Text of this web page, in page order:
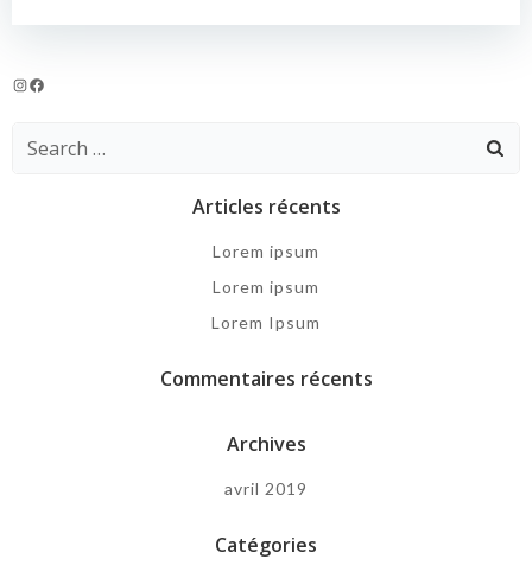
l’article
Instagram
Facebook
Search
Articles récents
Lorem ipsum
Lorem ipsum
Lorem Ipsum
Commentaires récents
Archives
avril 2019
Catégories